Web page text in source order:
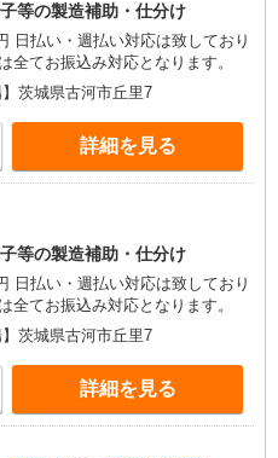
等の製造補助・仕分け
り
全てお振込み対応となります。
】茨城県古河市丘里7
詳細を見る
等の製造補助・仕分け
り
全てお振込み対応となります。
】茨城県古河市丘里7
詳細を見る